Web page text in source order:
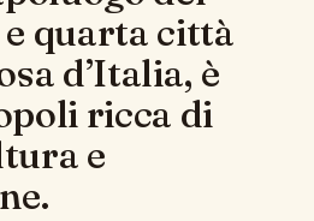
quarta città
d’Italia, è
ricca di
e